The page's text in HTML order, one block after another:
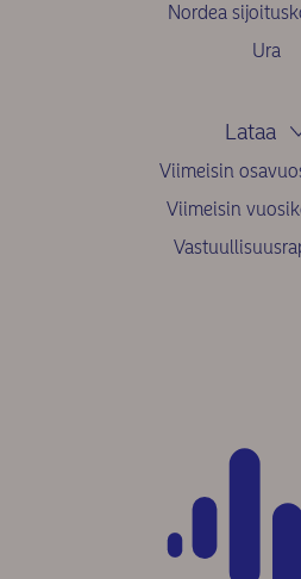
Nordea
Ura
Lataa
Viimeisin
Viimeisin